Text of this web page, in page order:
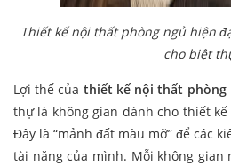
Thiết kế nội thất phòng ngủ hiện
cho biệt
Lợi thế của thiết kế nội thất phòng
thự là không gian dành cho thiết
Đây là “mảnh đất màu mỡ” để các
tài năng của mình. Mỗi không gian